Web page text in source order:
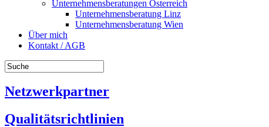
Unternehmensberatungen Österreich
Unternehmensberatung Linz
Unternehmensberatung Wien
Über mich
Kontakt / AGB
Netzwerkpartner
Qualitätsrichtlinien